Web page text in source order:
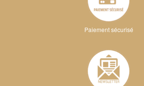
Paiement sécurisé